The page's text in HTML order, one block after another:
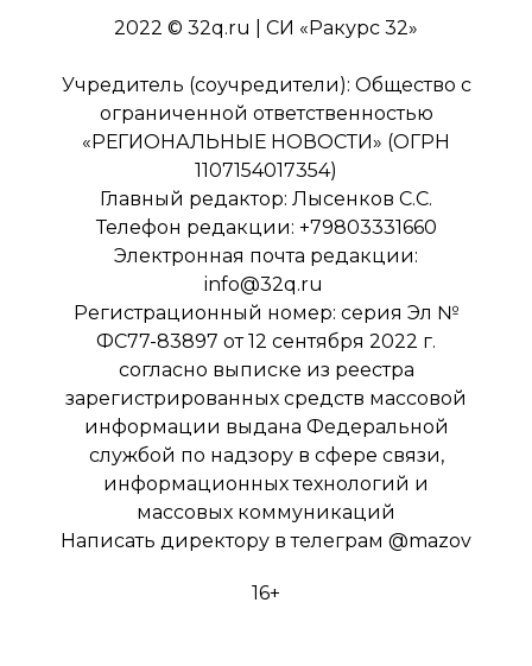
2022 © 32q.ru | СИ «Ракурс 32»
Учредитель (соучредители): Общество с
ограниченной ответственностью
«РЕГИОНАЛЬНЫЕ НОВОСТИ» (ОГРН
1107154017354)
Главный редактор: Лысенков С.С.
Телефон редакции: +79803331660
Электронная почта редакции:
info@32q.ru
Регистрационный номер: серия Эл №
ФС77-83897 от 12 сентября 2022 г.
согласно выписке из реестра
зарегистрированных средств массовой
информации выдана Федеральной
службой по надзору в сфере связи,
информационных технологий и
массовых коммуникаций
Написать директору в телеграм @mazov
16+